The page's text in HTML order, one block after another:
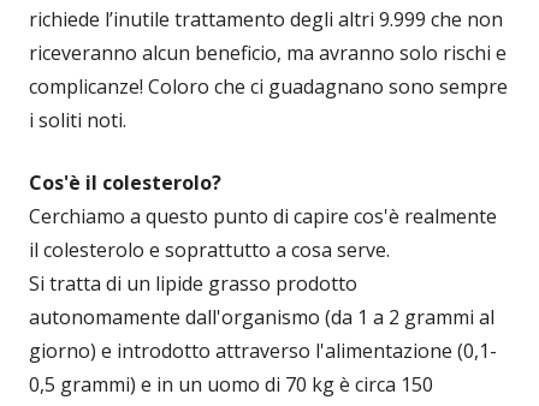
richiede l’inutile trattamento degli altri 9.999 che non
riceveranno alcun beneficio, ma avranno solo rischi e
complicanze! Coloro che ci guadagnano sono sempre
i soliti noti.
Cos'è il colesterolo?
Cerchiamo a questo punto di capire cos'è realmente
il colesterolo e soprattutto a cosa serve.
Si tratta di un lipide grasso prodotto
autonomamente dall'organismo (da 1 a 2 grammi al
giorno) e introdotto attraverso l'alimentazione (0,1-
0,5 grammi) e in un uomo di 70 kg è circa 150